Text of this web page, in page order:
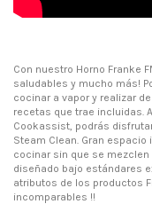
Con nuestro Horno Franke
saludables y mucho más!
cocinar a vapor y realizar
recetas que trae incluidas.
Cookassist, podrás
Steam Clean. Gran
cocinar sin que se mezclen
diseñado bajo estándares
atributos de los productos
incomparables !!